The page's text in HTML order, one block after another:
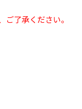
了承ください。